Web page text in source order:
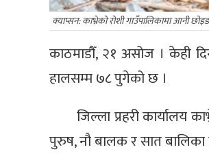
क्याप्सन: काभ्रेको रोशी गाउँपालिकामा आनी
काठमाडौँ, २१ असोज । केही
हालसम्म ७८ पुगेको छ ।
जिल्ला प्रहरी कार्यालय
पुरुष, नौ बालक र सात